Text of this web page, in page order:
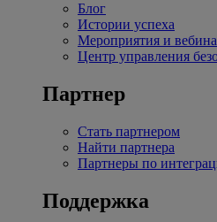
Блог
Истории успеха
Мероприятия и
Центр управления
Партнер
Стать партнером
Найти партнера
Партнеры по
Поддержка